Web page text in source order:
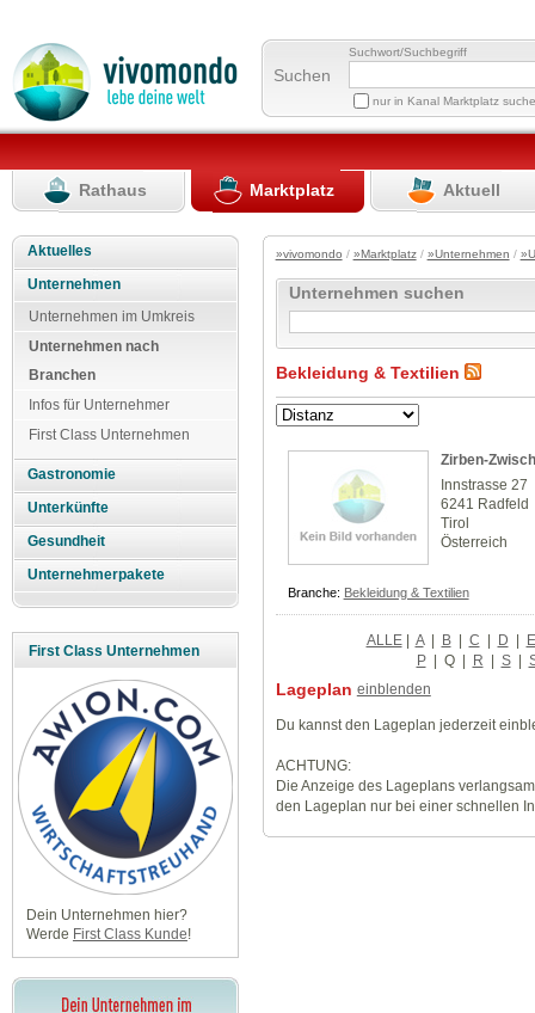
Suchen
Suchwort/Suchbegriff
nur in Kanal Marktplatz
Rathaus Marktplatz Aktuell
Aktuelles
Unternehmen
Unternehmen im Umkreis
Unternehmen nach
Branchen
Infos für Unternehmer
First Class Unternehmen
Gastronomie
Unterkünfte
Gesundheit
Unternehmerpakete
First Class Unternehmen
Dein Unternehmen hier?
Werde First Class Kunde!
»vivomondo / »Marktplatz/ »Unternehmen /
Unternehmen suchen
Bekleidung & Textilien
Zirben-
Innstrasse 27
6241 Radfeld
Tirol
Österreich
Branche: Bekleidung & Textilien
ALLE| A | B | C | D | E
P | Q | R | S |
Lageplan einblenden
Du kannst den Lageplan jederzeit
ACHTUNG:
Die Anzeige des Lageplans
den Lageplan nur bei einer schnellen